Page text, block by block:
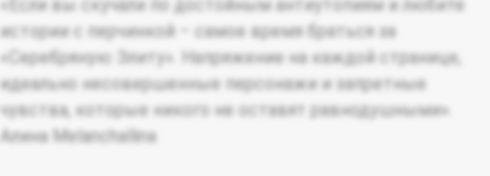
«Если вы скучали по достойным антиутопиям и любите
истории с перчинкой – самое время браться за
«Серебряную Элиту». Напряжение на каждой странице,
идеально несовершенные персонажи и запретные
чувства, которые никого не оставят равнодушными».
Алина Melanchallina